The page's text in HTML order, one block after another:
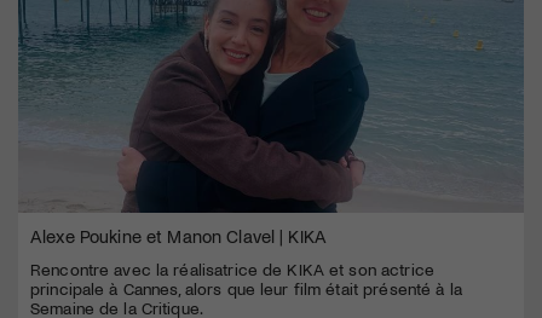
Alexe Poukine et Manon Clavel | KIKA
Rencontre avec la réalisatrice de KIKA et son actrice
principale à Cannes, alors que leur film était présenté à la
Semaine de la Critique.